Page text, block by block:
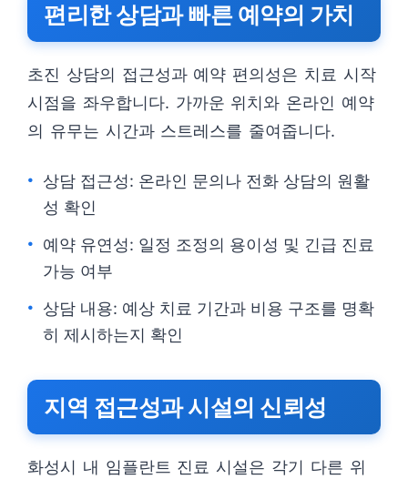
편리한 상담과 빠른 예약의 가치
초진 상담의 접근성과 예약 편의성은 치료 시작
시점을 좌우합니다. 가까운 위치와 온라인 예약
의 유무는 시간과 스트레스를 줄여줍니다.
상담 접근성: 온라인 문의나 전화 상담의 원활
성 확인
예약 유연성: 일정 조정의 용이성 및 긴급 진료
가능 여부
상담 내용: 예상 치료 기간과 비용 구조를 명확
히 제시하는지 확인
지역 접근성과 시설의 신뢰성
화성시 내 임플란트 진료 시설은 각기 다른 위